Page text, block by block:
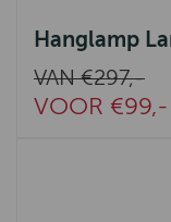
Hanglamp
VAN €297,-
VOOR €99,-